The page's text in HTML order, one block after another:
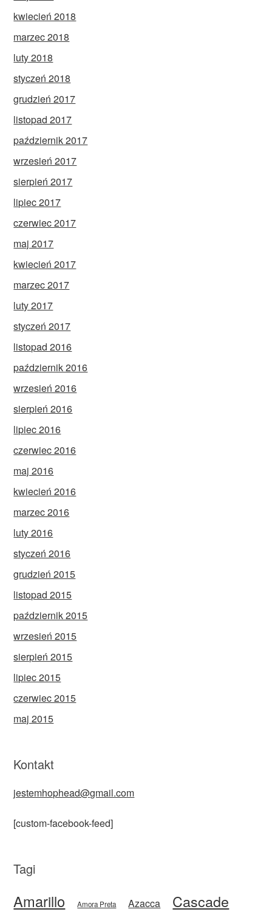
kwiecień 2018
marzec 2018
luty 2018
styczeń 2018
grudzień 2017
listopad 2017
październik 2017
wrzesień 2017
sierpień 2017
lipiec 2017
czerwiec 2017
maj 2017
kwiecień 2017
marzec 2017
luty 2017
styczeń 2017
listopad 2016
październik 2016
wrzesień 2016
sierpień 2016
lipiec 2016
czerwiec 2016
maj 2016
kwiecień 2016
marzec 2016
luty 2016
styczeń 2016
grudzień 2015
listopad 2015
październik 2015
wrzesień 2015
sierpień 2015
lipiec 2015
czerwiec 2015
maj 2015
Kontakt
jestemhophead@gmail.com
[custom-facebook-feed]
Tagi
Amarillo Amora Preta Azacca Cascade